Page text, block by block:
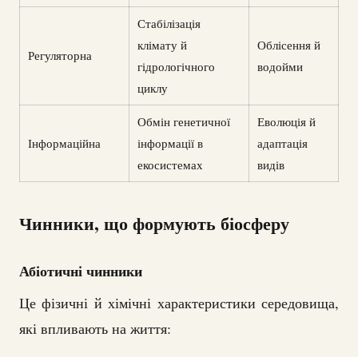
Регуляторна
Стабілізація
клімату й
гідрологічного
циклу
Облісення й
водойми
Інформаційна
Обмін генетичної
інформації в
екосистемах
Еволюція й
адаптація
видів
Чинники, що формують біосферу
Абіотичні чинники
Це фізичні й хімічні характеристики середовища,
які впливають на життя: